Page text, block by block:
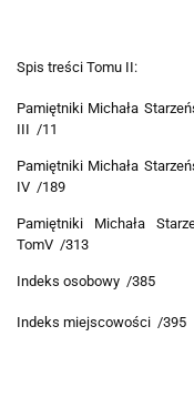
Spis treści Tomu II:
Pamiętniki Michała
III /11
Pamiętniki Michała
IV /189
Pamiętniki Michała
TomV /313
Indeks osobowy /385
Indeks miejscowości /395